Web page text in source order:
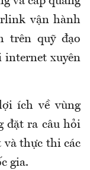
vận hành
trên quỹ đạo
internet xuyên
ích về vùng
đặt ra câu hỏi
và thực thi các
gia.